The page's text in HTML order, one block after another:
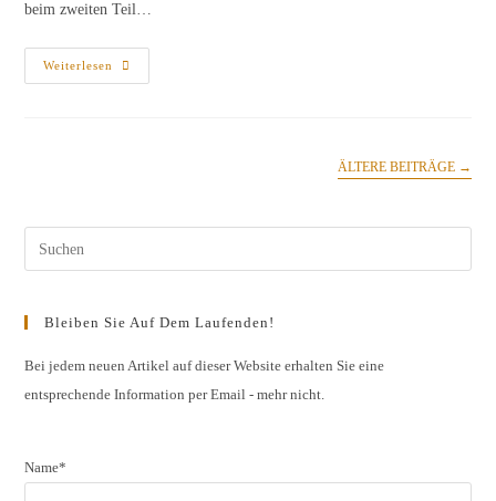
beim zweiten Teil…
Weiterlesen
Zweite
Vorstellungsprobe
ÄLTERE BEITRÄGE →
Bleiben Sie Auf Dem Laufenden!
Bei jedem neuen Artikel auf dieser Website erhalten Sie eine
entsprechende Information per Email - mehr nicht.
Name*